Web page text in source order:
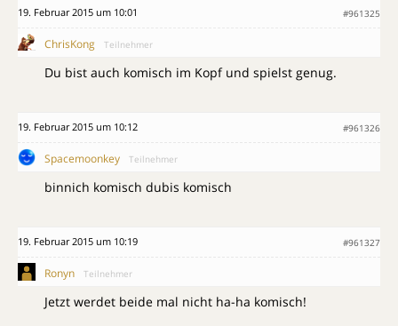
19. Februar 2015 um 10:01 #961325
ChrisKong Teilnehmer
Du bist auch komisch im Kopf und spielst genug.
19. Februar 2015 um 10:12 #961326
Spacemoonkey Teilnehmer
binnich komisch dubis komisch
19. Februar 2015 um 10:19 #961327
Ronyn Teilnehmer
Jetzt werdet beide mal nicht ha-ha komisch!